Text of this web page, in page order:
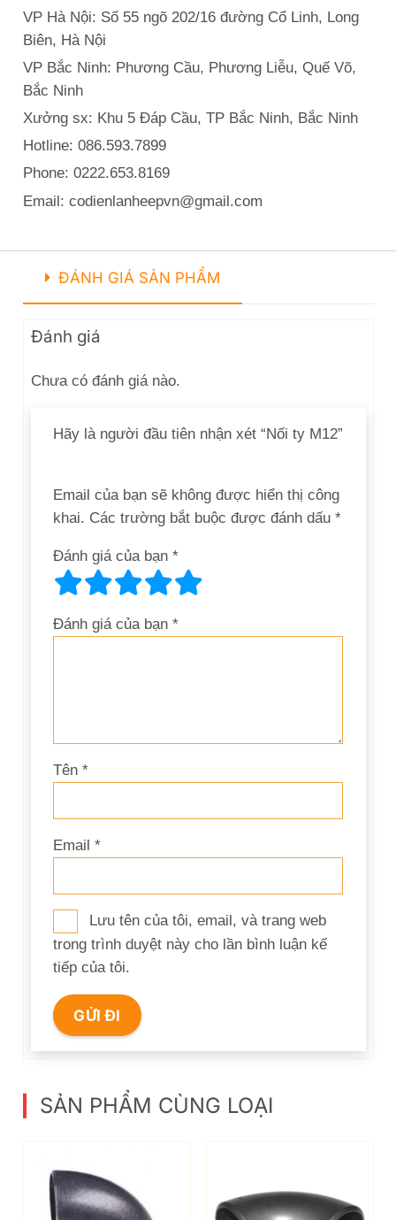
VP Hà Nội: Số 55 ngõ 202/16 đường Cổ Linh, Long
Biên, Hà Nội
VP Bắc Ninh: Phương Cầu, Phương Liễu, Quế Võ,
Bắc Ninh
Xưởng sx: Khu 5 Đáp Cầu, TP Bắc Ninh, Bắc Ninh
Hotline: 086.593.7899
Phone: 0222.653.8169
Email: codienlanheepvn@gmail.com
ĐÁNH GIÁ SẢN PHẨM
Đánh giá
Chưa có đánh giá nào.
Hãy là người đầu tiên nhận xét “Nối ty M12”
Email của bạn sẽ không được hiển thị công
khai. Các trường bắt buộc được đánh dấu *
Đánh giá của bạn *
Đánh giá của bạn *
Tên *
Email *
Lưu tên của tôi, email, và trang web
trong trình duyệt này cho lần bình luận kế
tiếp của tôi.
SẢN PHẨM CÙNG LOẠI